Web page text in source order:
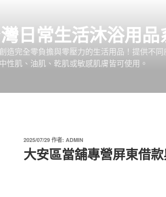
日常生活沐浴用品
造完全零負擔與零壓力的生活用品！提供不
性肌、油肌、乾肌或敏感肌膚皆可使用。
發
於
2025/07/29 作者: ADMIN
大安區當舖專營屏東借